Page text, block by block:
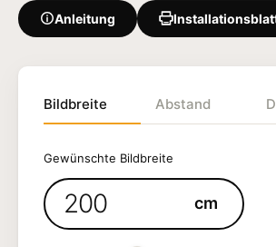
Anleitung
Bildbreite Abstand
Gewünschte Bildbreite
cm